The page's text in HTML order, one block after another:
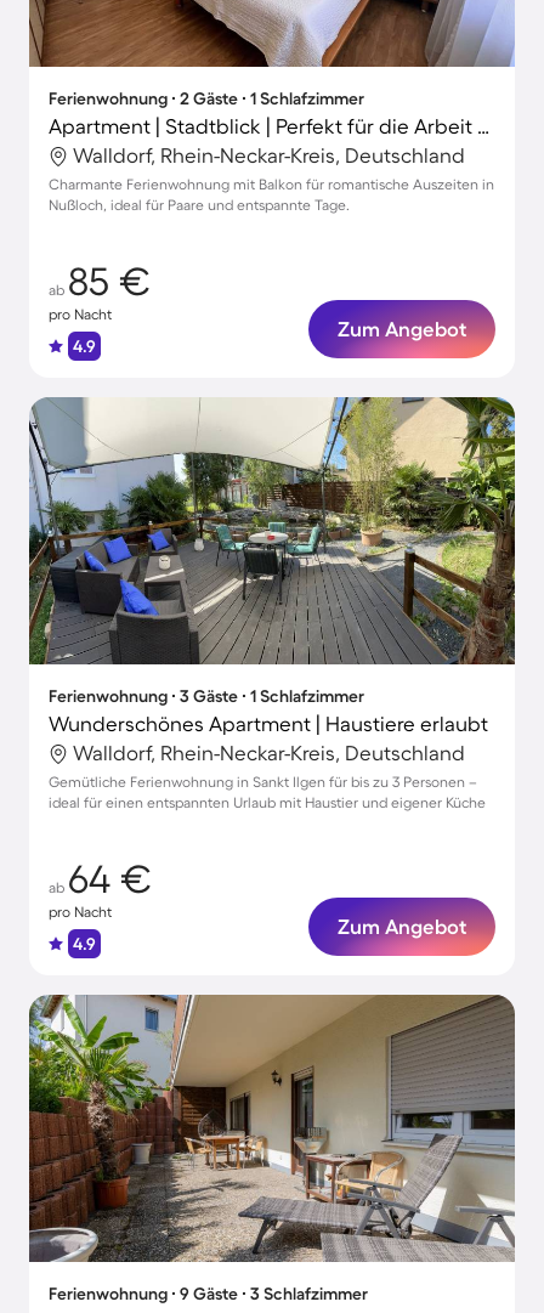
Ferienwohnung ∙ 2 Gäste ∙ 1 Schlafzimmer
Apartment | Stadtblick | Perfekt für die Arbeit von Zuhause
Walldorf, Rhein-Neckar-Kreis, Deutschland
Charmante Ferienwohnung mit Balkon für romantische Auszeiten in
Nußloch, ideal für Paare und entspannte Tage.
ab 85 €
pro Nacht
4.9
Zum Angebot
Ferienwohnung ∙ 3 Gäste ∙ 1 Schlafzimmer
Wunderschönes Apartment | Haustiere erlaubt
Walldorf, Rhein-Neckar-Kreis, Deutschland
Gemütliche Ferienwohnung in Sankt Ilgen für bis zu 3 Personen –
ideal für einen entspannten Urlaub mit Haustier und eigener Küche
ab 64 €
pro Nacht
4.9
Zum Angebot
Ferienwohnung ∙ 9 Gäste ∙ 3 Schlafzimmer